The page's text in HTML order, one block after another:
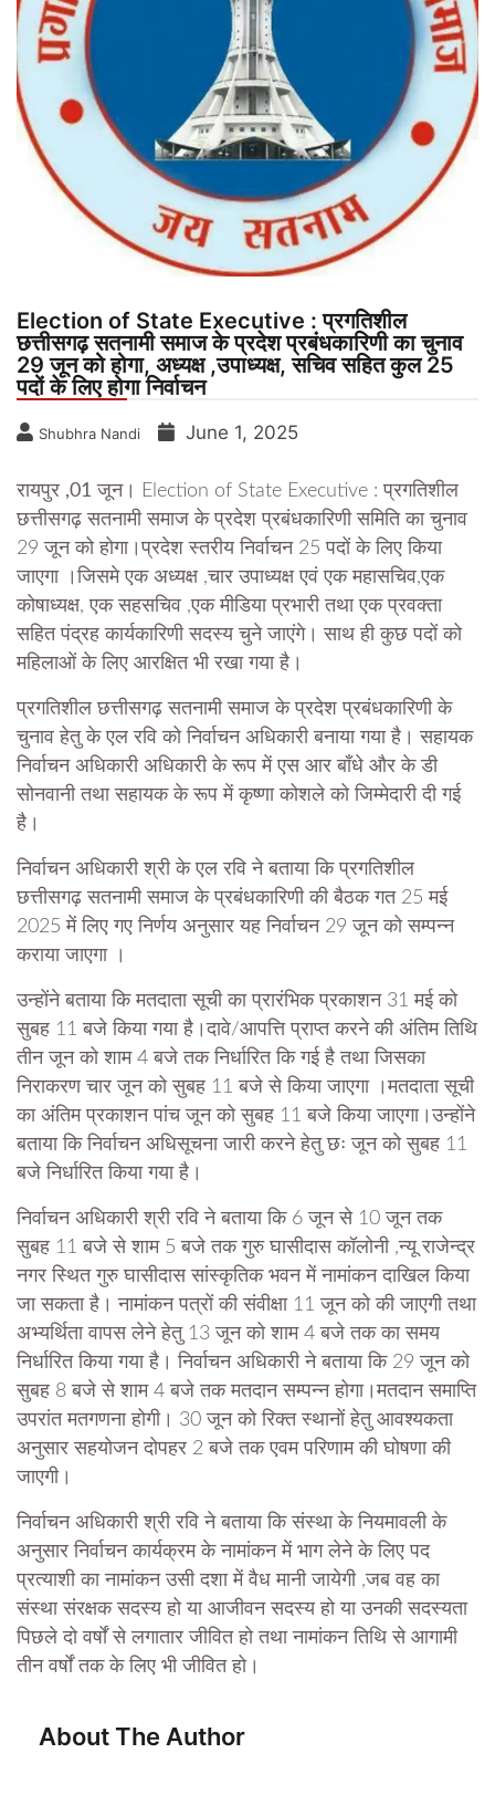
Election of State Executive : प्रगतिशील
छत्तीसगढ़ सतनामी समाज के प्रदेश प्रबंधकारिणी का चुनाव
29 जून को होगा, अध्यक्ष ,उपाध्यक्ष, सचिव सहित कुल 25
पदों के लिए होगा निर्वाचन
Shubhra Nandi June 1, 2025
रायपुर ,01 जून।
Election of State Executive : प्रगतिशील
छत्तीसगढ़ सतनामी समाज के प्रदेश प्रबंधकारिणी समिति का चुनाव
29 जून को होगा।प्रदेश स्तरीय निर्वाचन 25 पदों के लिए किया
जाएगा ।जिसमे एक अध्यक्ष ,चार उपाध्यक्ष एवं एक महासचिव,एक
कोषाध्यक्ष, एक सहसचिव ,एक मीडिया प्रभारी तथा एक प्रवक्ता
सहित पंद्रह कार्यकारिणी सदस्य चुने जाएंगे। साथ ही कुछ पदों को
महिलाओं के लिए आरक्षित भी रखा गया है।
प्रगतिशील छत्तीसगढ़ सतनामी समाज के प्रदेश प्रबंधकारिणी के
चुनाव हेतु के एल रवि को निर्वाचन अधिकारी बनाया गया है। सहायक
निर्वाचन अधिकारी अधिकारी के रूप में एस आर बाँधे और के डी
सोनवानी तथा सहायक के रूप में कृष्णा कोशले को जिम्मेदारी दी गई
है।
निर्वाचन अधिकारी श्री के एल रवि ने बताया कि प्रगतिशील
छत्तीसगढ़ सतनामी समाज के प्रबंधकारिणी की बैठक गत 25 मई
2025 में लिए गए निर्णय अनुसार यह निर्वाचन 29 जून को सम्पन्न
कराया जाएगा ।
उन्होंने बताया कि मतदाता सूची का प्रारंभिक प्रकाशन 31 मई को
सुबह 11 बजे किया गया है।दावे/आपत्ति प्राप्त करने की अंतिम तिथि
तीन जून को शाम 4 बजे तक निर्धारित कि गई है तथा जिसका
निराकरण चार जून को सुबह 11 बजे से किया जाएगा ।मतदाता सूची
का अंतिम प्रकाशन पांच जून को सुबह 11 बजे किया जाएगा।उन्होंने
बताया कि निर्वाचन अधिसूचना जारी करने हेतु छः जून को सुबह 11
बजे निर्धारित किया गया है।
निर्वाचन अधिकारी श्री रवि ने बताया कि 6 जून से 10 जून तक
सुबह 11 बजे से शाम 5 बजे तक गुरु घासीदास कॉलोनी ,न्यू राजेन्द्र
नगर स्थित गुरु घासीदास सांस्कृतिक भवन में नामांकन दाखिल किया
जा सकता है। नामांकन पत्रों की संवीक्षा 11 जून को की जाएगी तथा
अभ्यर्थिता वापस लेने हेतु 13 जून को शाम 4 बजे तक का समय
निर्धारित किया गया है। निर्वाचन अधिकारी ने बताया कि 29 जून को
सुबह 8 बजे से शाम 4 बजे तक मतदान सम्पन्न होगा।मतदान समाप्ति
उपरांत मतगणना होगी। 30 जून को रिक्त स्थानों हेतु आवश्यकता
अनुसार सहयोजन दोपहर 2 बजे तक एवम परिणाम की घोषणा की
जाएगी।
निर्वाचन अधिकारी श्री रवि ने बताया कि संस्था के नियमावली के
अनुसार निर्वाचन कार्यक्रम के नामांकन में भाग लेने के लिए पद
प्रत्याशी का नामांकन उसी दशा में वैध मानी जायेगी ,जब वह का
संस्था संरक्षक सदस्य हो या आजीवन सदस्य हो या उनकी सदस्यता
पिछले दो वर्षों से लगातार जीवित हो तथा नामांकन तिथि से आगामी
तीन वर्षों तक के लिए भी जीवित हो।
About The Author